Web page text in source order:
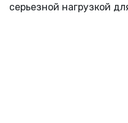
серьезной нагрузкой